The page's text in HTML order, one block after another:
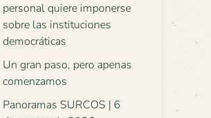
personal quiere imponerse
sobre las instituciones
democráticas
Un gran paso, pero apenas
comenzamos
Panoramas SURCOS | 6